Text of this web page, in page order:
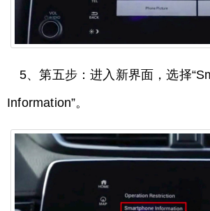
5、第五步：进入新界面，选择
Information”。